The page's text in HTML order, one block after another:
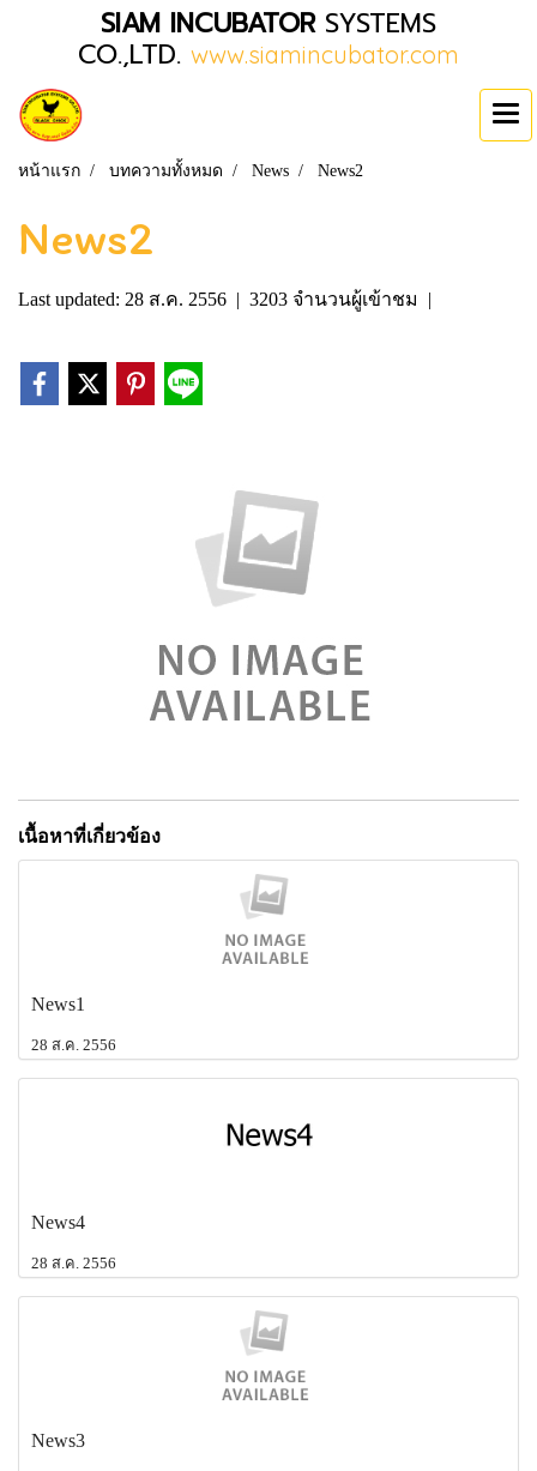
SIAM INCUBATORSYSTEMS
CO.,LTD. www.siamincubator.com
หน้าแรก บทความทั้งหมด News News2
News2
Last updated: 28 ส.ค. 2556 | 3203 จำนวนผู้เข้าชม |
เนื้อหาที่เกี่ยวข้อง
News1
28 ส.ค. 2556
News4
28 ส.ค. 2556
News3